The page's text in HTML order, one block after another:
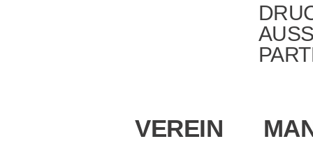
VEREIN